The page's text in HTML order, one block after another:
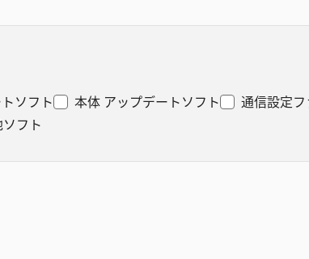
ソフト 本体 アップデートソフト 通信設定
フト